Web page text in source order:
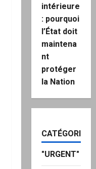
intérieure
: pourquoi
l’État doit
maintena
nt
protéger
la Nation
CATÉGORIES
"URGENT"